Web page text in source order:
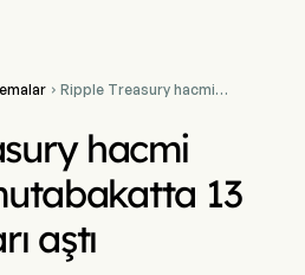
 Ripple Treasury hacmi
hacmi
13
aştı